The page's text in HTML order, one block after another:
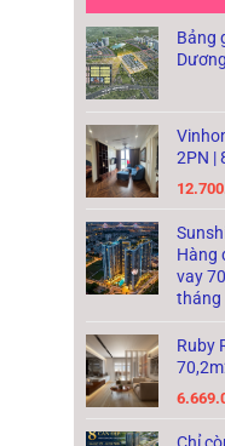
Bảng
2PN |
Hàng
vay
tháng
Ruby
Chỉ